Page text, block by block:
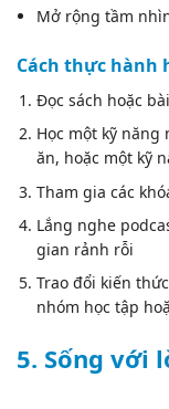
Mở rộng tầm
Cách thực hành
Đọc sách hoặc
Học một kỹ
ăn, hoặc một kỹ
Tham gia các
Lắng nghe
gian rảnh rỗi
Trao đổi kiến
nhóm học tập
5. Sống với